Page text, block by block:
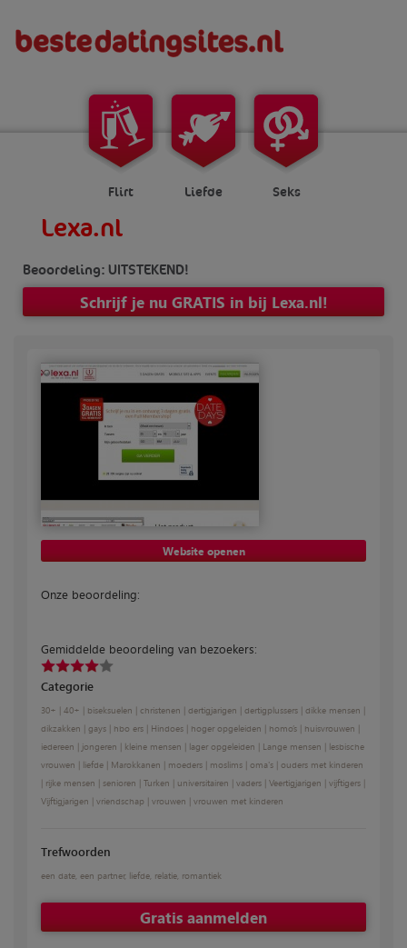
Flirt Liefde Seks
Lexa.nl
Beoordeling: UITSTEKEND!
Schrijf je nu GRATIS in bij Lexa.nl!
Website openen
Onze beoordeling:
Gemiddelde beoordeling van bezoekers:
Categorie
30+ | 40+ | biseksuelen | christenen | dertigjarigen | dertigplussers | dikke mensen |
dikzakken | gays | hbo ers | Hindoes | hoger opgeleiden | homo’s | huisvrouwen |
iedereen | jongeren | kleine mensen | lager opgeleiden | Lange mensen | lesbische
vrouwen | liefde | Marokkanen | moeders | moslims | oma's | ouders met kinderen
| rijke mensen | senioren | Turken | universitairen | vaders | Veertigjarigen | vijftigers |
Vijftigjarigen | vriendschap | vrouwen | vrouwen met kinderen
Trefwoorden
een date een partner, liefde relatie romantiek
Gratis aanmelden